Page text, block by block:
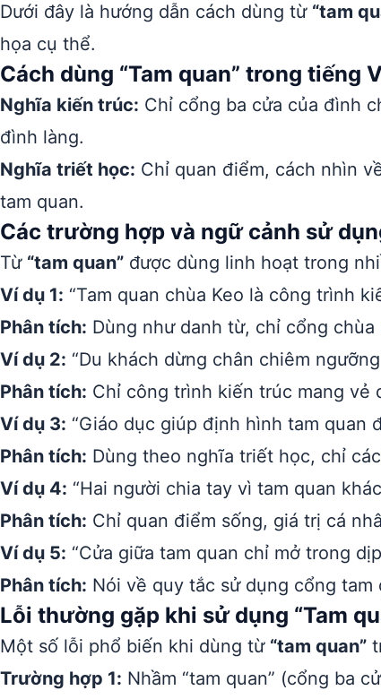
Dưới đây là hướng dẫn cách dùng từ “tam
họa cụ thể.
Cách dùng “Tam quan” trong tiếng
Nghĩa kiến trúc: Chỉ cổng ba cửa của đình
đình làng.
Nghĩa triết học: Chỉ quan điểm, cách nhìn
tam quan.
Các trường hợp và ngữ cảnh sử
Từ “tam quan” được dùng linh hoạt trong
Ví dụ 1: “Tam quan chùa Keo là công trình
Phân tích: Dùng như danh từ, chỉ cổng chùa
Ví dụ 2: “Du khách dừng chân chiêm
Phân tích: Chỉ công trình kiến trúc mang vẻ
Ví dụ 3: “Giáo dục giúp định hình tam quan
Phân tích: Dùng theo nghĩa triết học, chỉ
Ví dụ 4: “Hai người chia tay vì tam quan
Phân tích: Chỉ quan điểm sống, giá trị cá
Ví dụ 5: “Cửa giữa tam quan chỉ mở trong
Phân tích: Nói về quy tắc sử dụng cổng tam
Lỗi thường gặp khi sử dụng “Tam
Một số lỗi phổ biến khi dùng từ “tam quan”
Trường hợp 1: Nhầm “tam quan” (cổng ba